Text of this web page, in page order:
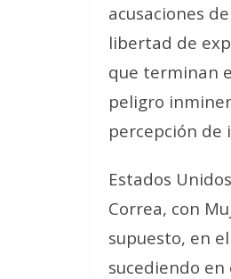
acusaciones
libertad de
que terminan
peligro
percepción de
Estados
Correa, con
supuesto, en
sucediendo